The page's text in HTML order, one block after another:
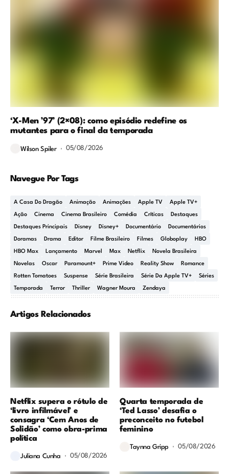
‘X-Men ’97’ (2×08): como episódio redefine os
mutantes para o final da temporada
Wilson Spiler 05/08/2026
Navegue Por Tags
A Casa Do Dragão Animação Animações Apple TV Apple TV+
Ação Cinema Cinema Brasileiro Comédia Críticas Destaques
Destaques Principais Disney Disney+ Documentário Documentários
Doramas Drama Editor Filme Brasileiro Filmes Globoplay HBO
HBO Max Lançamento Marvel Max Netflix Novela Brasileira
Novelas Oscar Paramount+ Prime Video Reality Show Romance
Rotten Tomatoes Suspense Série Brasileira Série Da Apple TV+ Séries
Temporada Terror Thriller Wagner Moura Zendaya
Artigos Relacionados
Netflix supera o rótulo de
‘livro infilmável’ e
consagra ‘Cem Anos de
Solidão’ como obra-prima
política
Juliana Cunha 05/08/2026
Quarta temporada de
‘Ted Lasso’ desafia o
preconceito no futebol
feminino
Taynna Gripp 05/08/2026